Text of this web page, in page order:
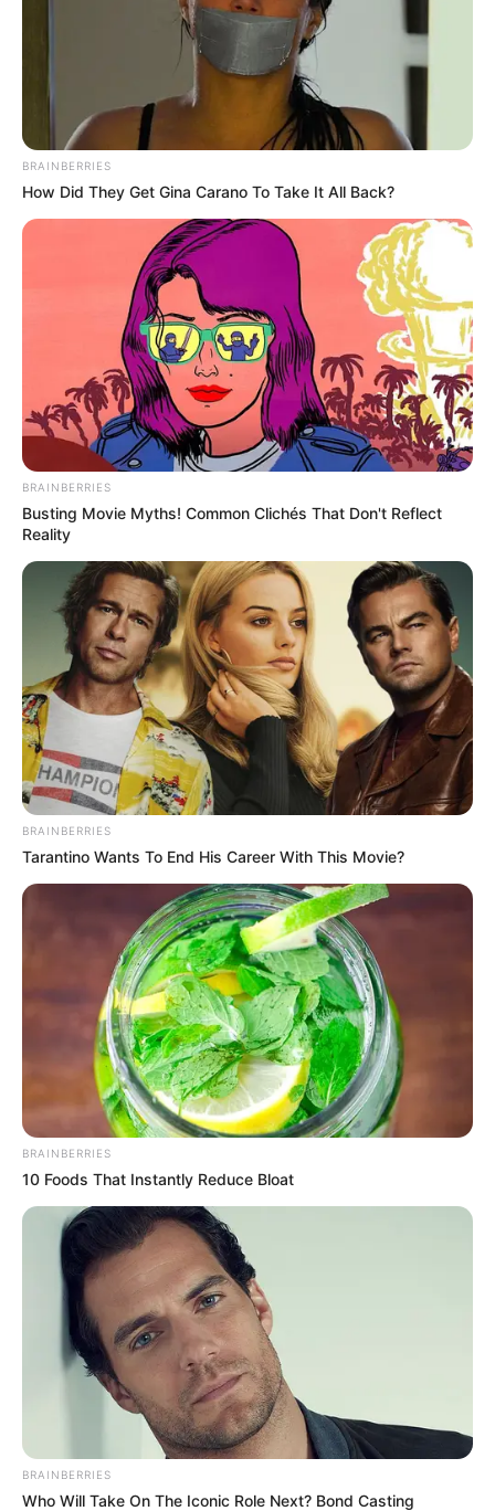
BRAINBERRIES
How Did They Get Gina Carano To Take It All Back?
BRAINBERRIES
Busting Movie Myths! Common Clichés That Don't Reflect
Reality
BRAINBERRIES
Tarantino Wants To End His Career With This Movie?
BRAINBERRIES
10 Foods That Instantly Reduce Bloat
BRAINBERRIES
Who Will Take On The Iconic Role Next? Bond Casting